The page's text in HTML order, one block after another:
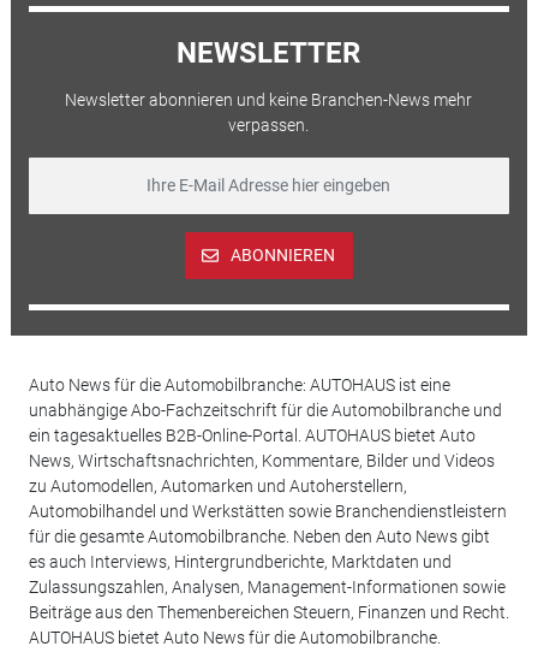
NEWSLETTER
Newsletter abonnieren und keine Branchen-News mehr
verpassen.
ABONNIEREN
Auto News für die Automobilbranche: AUTOHAUS ist eine
unabhängige Abo-Fachzeitschrift für die Automobilbranche und
ein tagesaktuelles B2B-Online-Portal. AUTOHAUS bietet Auto
News, Wirtschaftsnachrichten, Kommentare, Bilder und Videos
zu Automodellen, Automarken und Autoherstellern,
Automobilhandel und Werkstätten sowie Branchendienstleistern
für die gesamte Automobilbranche. Neben den Auto News gibt
es auch Interviews, Hintergrundberichte, Marktdaten und
Zulassungszahlen, Analysen, Management-Informationen sowie
Beiträge aus den Themenbereichen Steuern, Finanzen und Recht.
AUTOHAUS bietet Auto News für die Automobilbranche.